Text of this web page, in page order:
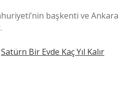
başkenti ve Ankara
Satürn Bir Evde Kaç Yıl Kalır